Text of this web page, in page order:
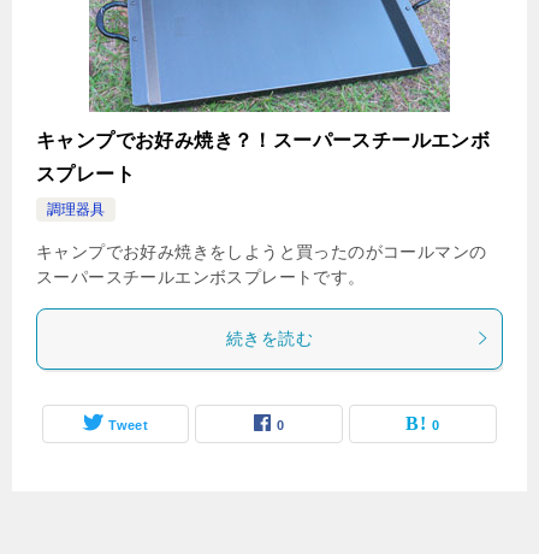
キャンプでお好み焼き？！スーパースチールエンボ
スプレート
調理器具
キャンプでお好み焼きをしようと買ったのがコールマンの
スーパースチールエンボスプレートです。
続きを読む
Tweet 0 0